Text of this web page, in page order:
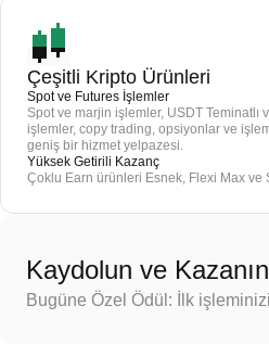
Çeşitli Kripto Ürünleri
Spot ve Futures İşlemler
Spot ve marjin işlemler, USDT Teminatlı
işlemler, copy trading, opsiyonlar ve
geniş bir hizmet yelpazesi.
Yüksek Getirili Kazanç
Çoklu Earn ürünleri Esnek, Flexi Max ve
Kaydolun ve Kazanın
Bugüne Özel Ödül: İlk